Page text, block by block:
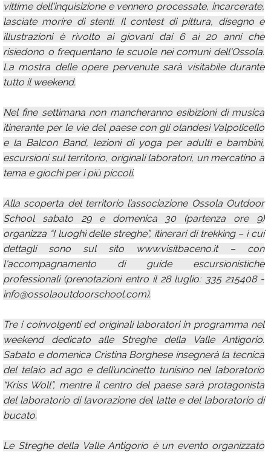
vittime dell'inquisizione e vennero processate, incarcerate,
lasciate morire di stenti. Il contest di pittura, disegno e
illustrazioni è rivolto ai giovani dai 6 ai 20 anni che
risiedono o frequentano le scuole nei comuni dell'Ossola.
La mostra delle opere pervenute sarà visitabile durante
tutto il weekend.
Nel fine settimana non mancheranno esibizioni di musica
itinerante per le vie del paese con gli olandesi Valpolicello
e la Balcon Band, lezioni di yoga per adulti e bambini,
escursioni sul territorio, originali laboratori, un mercatino a
tema e giochi per i più piccoli.
Alla scoperta del territorio l’associazione Ossola Outdoor
School sabato 29 e domenica 30 (partenza ore 9)
organizza “I luoghi delle streghe”, itinerari di trekking – i cui
dettagli sono sul sito www.visitbaceno.it – con
l'accompagnamento di guide escursionistiche
professionali (prenotazioni entro il 28 luglio: 335 215408 -
info@ossolaoutdoorschool.com).
Tre i coinvolgenti ed originali laboratori in programma nel
weekend dedicato alle Streghe della Valle Antigorio.
Sabato e domenica Cristina Borghese insegnerà la tecnica
del telaio ad ago e dell’uncinetto tunisino nel laboratorio
“Kriss Woll”, mentre il centro del paese sarà protagonista
del laboratorio di lavorazione del latte e del laboratorio di
bucato.
Le Streghe della Valle Antigorio è un evento organizzato